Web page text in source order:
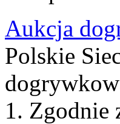
Aukcja
Polskie
1. Zgodnie